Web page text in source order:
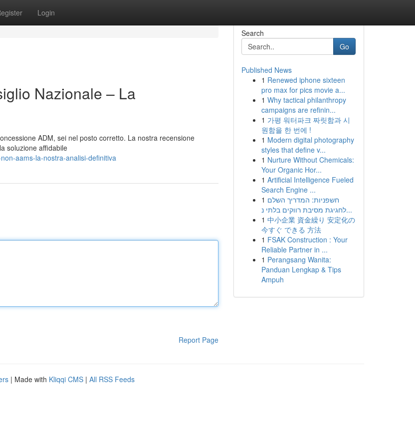
Login
Nazionale – La
ADM, sei nel posto corretto. La nostra recensione
soluzione affidabile
aams-la-nostra-analisi-definitiva
Report Page
Search
Go
Published News
1 Renewed iphone sixteen
pro max for pics movie a...
1 Why tactical philanthropy
campaigns are refinin...
1 가평 워터파크 짜릿함과 시
원함을 한 번에 !
1 Modern digital photography
styles that define v...
1 Nurture Without Chemicals:
Your Organic Hor...
1 Artificial Intelligence Fueled
Search Engine ...
1 חשפניות: המדריך השלם
לחגיגת מסיבת רווקים בלתי נ...
1 中小企業 資金繰り 安定化の
今すぐ できる 方法
1 FSAK Construction : Your
Reliable Partner in ...
1 Perangsang Wanita:
Panduan Lengkap & Tips
Ampuh
| Made with Kliqqi CMS | All RSS Feeds